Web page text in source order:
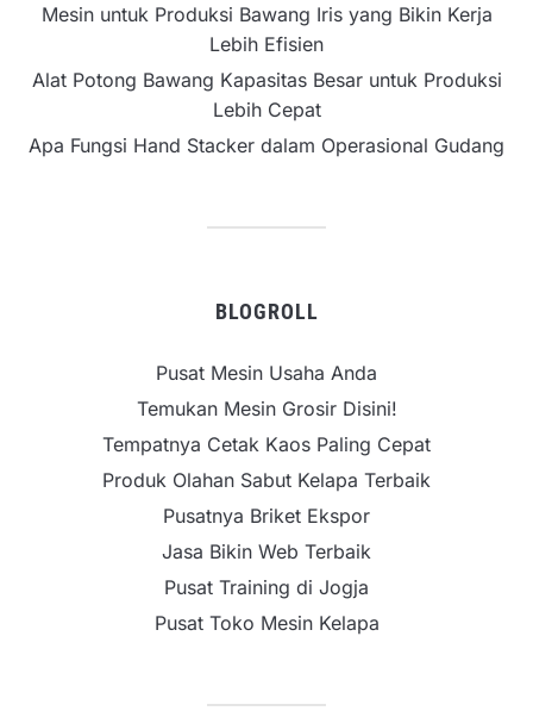
Mesin untuk Produksi Bawang Iris yang Bikin Kerja
Lebih Efisien
Alat Potong Bawang Kapasitas Besar untuk Produksi
Lebih Cepat
Apa Fungsi Hand Stacker dalam Operasional Gudang
BLOGROLL
Pusat Mesin Usaha Anda
Temukan Mesin Grosir Disini!
Tempatnya Cetak Kaos Paling Cepat
Produk Olahan Sabut Kelapa Terbaik
Pusatnya Briket Ekspor
Jasa Bikin Web Terbaik
Pusat Training di Jogja
Pusat Toko Mesin Kelapa